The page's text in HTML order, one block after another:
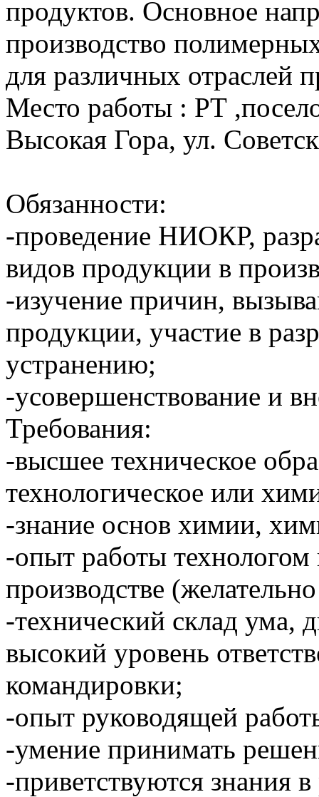
продуктов. Основное
производство
для различных отраслей
Место работы : РТ
Высокая Гора, ул.
Обязанности:
-проведение НИОКР,
видов продукции в
-изучение причин,
продукции, участие в
устранению;
-усовершенствование и
Требования:
-высшее техническое
технологическое или
-знание основ химии,
-опыт работы
производстве
-технический склад ума,
высокий уровень
командировки;
-опыт руководящей
-умение принимать
-приветствуются знания